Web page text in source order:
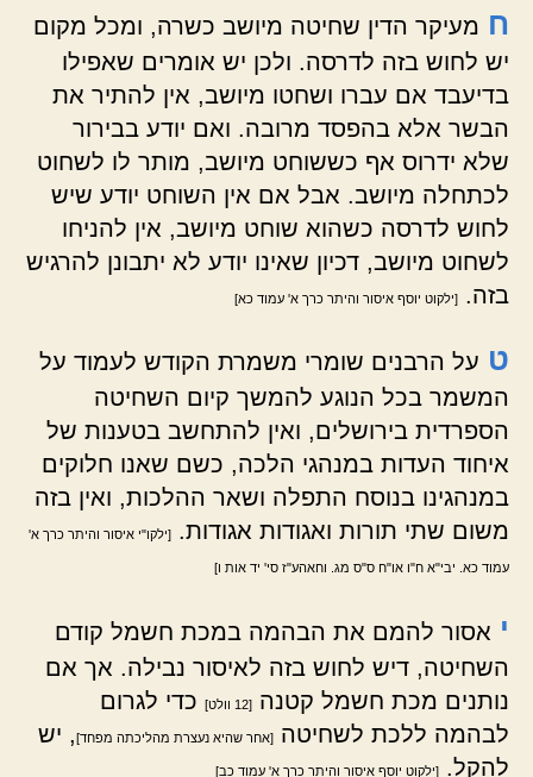
ח מעיקר הדין שחיטה מיושב כשרה, ומכל מקום
יש לחוש בזה לדרסה. ולכן יש אומרים שאפילו
בדיעבד אם עברו ושחטו מיושב, אין להתיר את
הבשר אלא בהפסד מרובה. ואם יודע בבירור
שלא ידרוס אף כששוחט מיושב, מותר לו לשחוט
לכתחלה מיושב. אבל אם אין השוחט יודע שיש
לחוש לדרסה כשהוא שוחט מיושב, אין להניחו
לשחוט מיושב, דכיון שאינו יודע לא יתבונן להרגיש
בזה. [ילקוט יוסף איסור והיתר כרך א' עמוד כא]
ט על הרבנים שומרי משמרת הקודש לעמוד על
המשמר בכל הנוגע להמשך קיום השחיטה
הספרדית בירושלים, ואין להתחשב בטענות של
איחוד העדות במנהגי הלכה, כשם שאנו חלוקים
במנהגינו בנוסח התפלה ושאר ההלכות, ואין בזה
משום שתי תורות ואגודות אגודות. [ילקו"י איסור והיתר כרך א'
עמוד כא. יבי"א ח"ו או"ח ס"ס מג. וחאהע"ז סי' יד אות ו]
י אסור להמם את הבהמה במכת חשמל קודם
השחיטה, דיש לחוש בזה לאיסור נבילה. אך אם
נותנים מכת חשמל קטנה [12 וולט]
כדי לגרום
לבהמה ללכת לשחיטה [אחר שהיא נעצרת מהליכתה מפחד], יש
להקל. [ילקוט יוסף איסור והיתר כרך א' עמוד כב]